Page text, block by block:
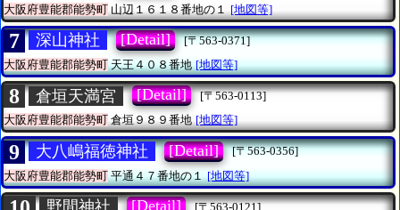
大阪府豊能郡能勢町 山辺１６１８番地の１ [地図等]
7 深山神社 [Detail]
[〒563-0371]
大阪府豊能郡能勢町天王４０８番地 [地図等]
8 倉垣天満宮 [Detail]
[〒563-0113]
大阪府豊能郡能勢町倉垣９８９番地 [地図等]
9 大八嶋福徳神社 [Detail]
[〒563-0356]
大阪府豊能郡能勢町平通４７番地の１ [地図等]
[Detail]
[〒563-0121]